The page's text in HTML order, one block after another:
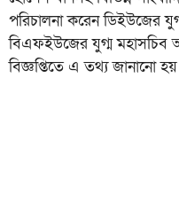
পরিচালনা করেন ডিইউজের
বিএফইউজের যুগ্ম মহাসচিব
বিজ্ঞপ্তিতে এ তথ্য জানানো